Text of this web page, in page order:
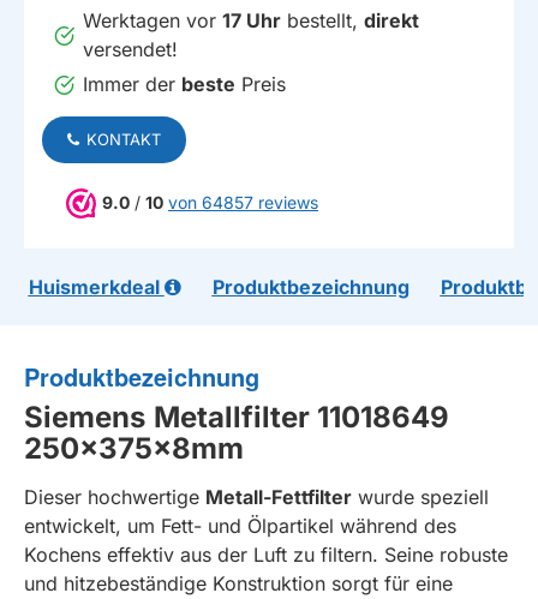
Werktagen vor 17 Uhr bestellt, direkt
versendet!
Immer der beste Preis
KONTAKT
9.0 / 10 von 64857 reviews
Huismerkdeal Produktbezeichnung
Produktbezeichnung
Siemens Metallfilter 11018649
250x375x8mm
Dieser hochwertige Metall-Fettfilter wurde speziell
entwickelt, um Fett- und Ölpartikel während des
Kochens effektiv aus der Luft zu filtern. Seine robuste
und hitzebeständige Konstruktion sorgt für eine